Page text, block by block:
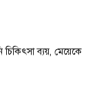
চিকিৎসা ব্যয়, মেয়েকে